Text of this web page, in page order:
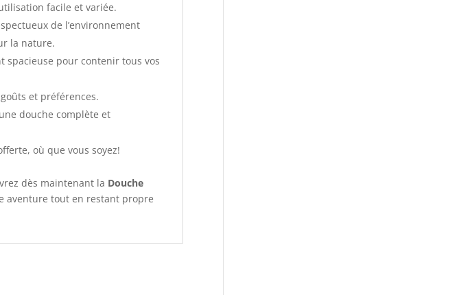
facile et variée.
de l’environnement
la nature.
spacieuse pour contenir tous vos
et préférences.
douche complète et
où que vous soyez!
dès maintenant la Douche
aventure tout en restant propre